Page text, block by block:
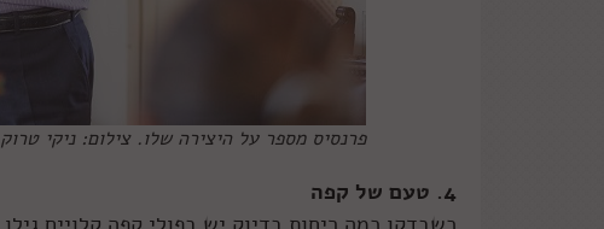
פרנסיס מספר על היצירה שלו. צילום: ניקי טרוק
4. טעם של קפה